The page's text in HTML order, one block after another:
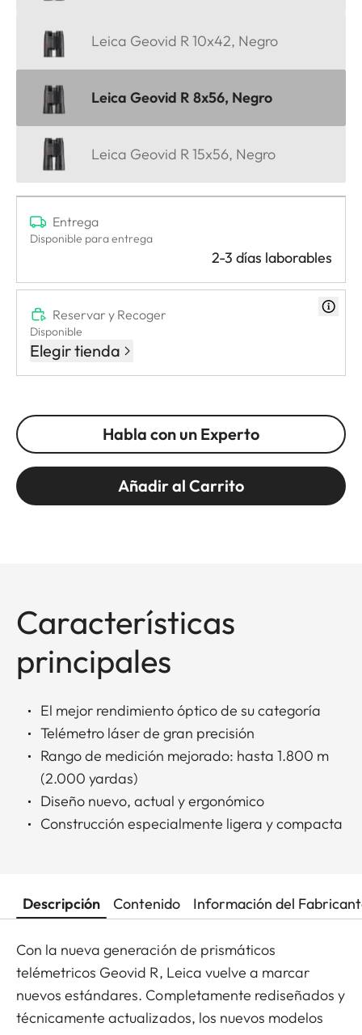
Leica Geovid R 10x42, Negro
Leica Geovid R 8x56, Negro
Leica Geovid R 15x56, Negro
Entrega
Disponible para entrega
2-3 días laborables
Reservar y Recoger
Disponible
Elegir tienda
Habla con un Experto
Añadir al Carrito
Características
principales
El mejor rendimiento óptico de su categoría
Telémetro láser de gran precisión
Rango de medición mejorado: hasta 1.800 m
(2.000 yardas)
Diseño nuevo, actual y ergonómico
Construcción especialmente ligera y compacta
Descripción Contenido Información del
Con la nueva generación de prismáticos
telémetricos Geovid R, Leica vuelve a marcar
nuevos estándares. Completamente rediseñados y
técnicamente actualizados, los nuevos modelos